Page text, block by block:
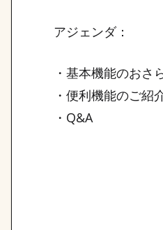
アジェンダ：
・基本機能のおさ
・便利機能のご紹
・Q&A